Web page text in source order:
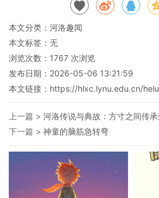
本文分类： 河洛趣闻
本文标签：无
浏览次数： 1767 次浏览
发布日期：2026-05-06 13:21:59
本文链接： https://hlxc.lynu.edu.cn/
上一篇 > 河洛传说与典故：方寸之间传
下一篇 > 神童的脑筋急转弯